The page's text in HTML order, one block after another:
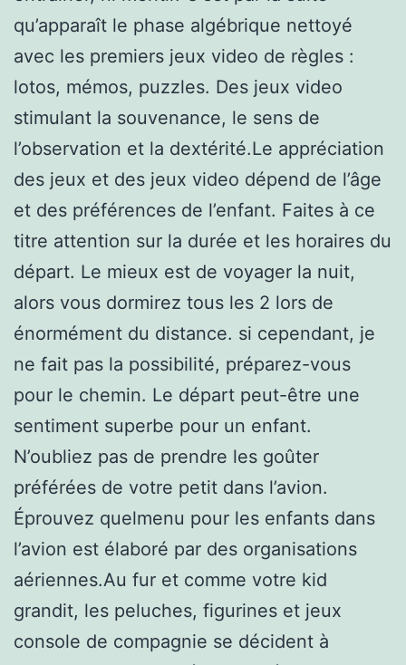
qu’apparaît le phase algébrique nettoyé
avec les premiers jeux video de règles :
lotos, mémos, puzzles. Des jeux video
stimulant la souvenance, le sens de
l’observation et la dextérité.Le appréciation
des jeux et des jeux video dépend de l’âge
et des préférences de l’enfant. Faites à ce
titre attention sur la durée et les horaires du
départ. Le mieux est de voyager la nuit,
alors vous dormirez tous les 2 lors de
énormément du distance. si cependant, je
ne fait pas la possibilité, préparez-vous
pour le chemin. Le départ peut-être une
sentiment superbe pour un enfant.
N’oubliez pas de prendre les goûter
préférées de votre petit dans l’avion.
Éprouvez quelmenu pour les enfants dans
l’avion est élaboré par des organisations
aériennes.Au fur et comme votre kid
grandit, les peluches, figurines et jeux
console de compagnie se décident à